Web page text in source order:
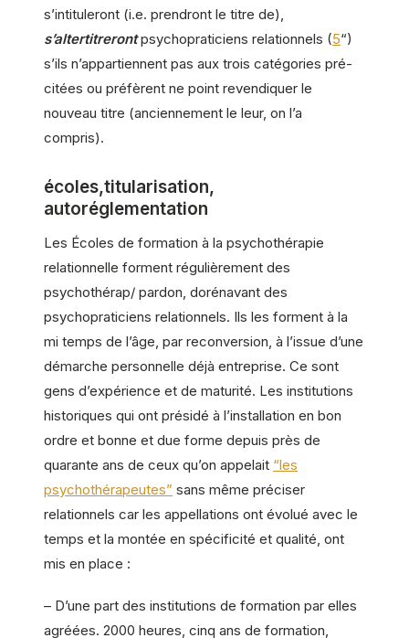
s’intituleront (i.e. prendront le titre de),
s’altertitreront psychopraticiens relationnels (5“)
s’ils n’appartiennent pas aux trois catégories pré-
citées ou préfèrent ne point revendiquer le
nouveau titre (anciennement le leur, on l’a
compris).
écoles,titularisation,
autoréglementation
Les Écoles de formation à la psychothérapie
relationnelle forment régulièrement des
psychothérap/ pardon, dorénavant des
psychopraticiens relationnels. Ils les forment à la
mi temps de l’âge, par reconversion, à l’issue d’une
démarche personnelle déjà entreprise. Ce sont
gens d’expérience et de maturité. Les institutions
historiques qui ont présidé à l’installation en bon
ordre et bonne et due forme depuis près de
quarante ans de ceux qu’on appelait “les
psychothérapeutes” sans même préciser
relationnels car les appellations ont évolué avec le
temps et la montée en spécificité et qualité, ont
mis en place :
– D’une part des institutions de formation par elles
agréées. 2000 heures, cinq ans de formation,